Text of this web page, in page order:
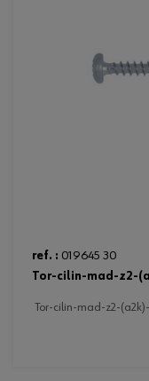
ref. : 019645 30
tor-cilin-mad-z2-
tor-cilin-mad-z2-